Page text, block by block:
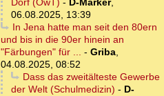
Dorf (OwT) - D-Marker,
06.08.2025, 13:39
In Jena hatte man seit den 80ern
und bis in die 90er hinein an
"Färbungen" für ... - Griba,
04.08.2025, 08:52
Dass das zweitälteste Gewerbe
der Welt (Schulmedizin) - D-